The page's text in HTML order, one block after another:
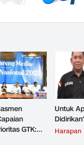
GTK:
Untuk
Harapan